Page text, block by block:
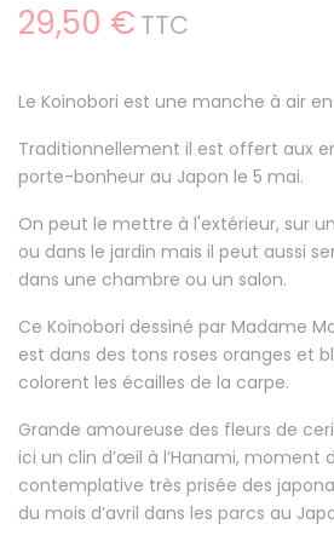
29,50 € TTC
Le Koinobori est une manche à air
Traditionnellement il est offert aux
porte-bonheur au Japon le 5 mai.
On peut le mettre à l'extérieur, sur
ou dans le jardin mais il peut aussi
dans une chambre ou un salon.
Ce Koinobori dessiné par Madame
est dans des tons roses oranges et
colorent les écailles de la carpe.
Grande amoureuse des fleurs de
ici un clin d’œil à l’Hanami, moment
contemplative très prisée des
du mois d’avril dans les parcs au